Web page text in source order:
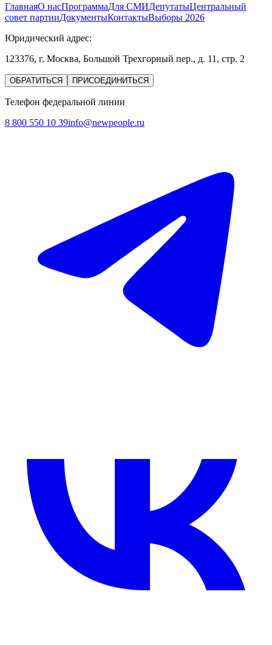
ГлавнаяО насПрограммаДля СМИДeпутатыЦентральный
совет партииДокументыКонтактыВыборы 2026
Юридический адрес:
123376, г. Москва, Большой Трехгорный пер., д. 11, стр. 2
ОБРАТИТЬСЯ ПРИСОЕДИНИТЬСЯ
Телефон федеральной линии
8 800 550 10 39info@newpeople.ru